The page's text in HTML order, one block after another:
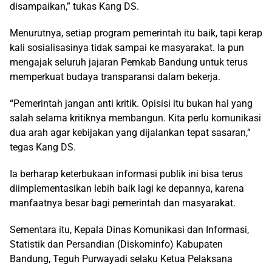
disampaikan,” tukas Kang DS.
Menurutnya, setiap program pemerintah itu baik, tapi kerap
kali sosialisasinya tidak sampai ke masyarakat. Ia pun
mengajak seluruh jajaran Pemkab Bandung untuk terus
memperkuat budaya transparansi dalam bekerja.
“Pemerintah jangan anti kritik. Opisisi itu bukan hal yang
salah selama kritiknya membangun. Kita perlu komunikasi
dua arah agar kebijakan yang dijalankan tepat sasaran,”
tegas Kang DS.
Ia berharap keterbukaan informasi publik ini bisa terus
diimplementasikan lebih baik lagi ke depannya, karena
manfaatnya besar bagi pemerintah dan masyarakat.
Sementara itu, Kepala Dinas Komunikasi dan Informasi,
Statistik dan Persandian (Diskominfo) Kabupaten
Bandung, Teguh Purwayadi selaku Ketua Pelaksana